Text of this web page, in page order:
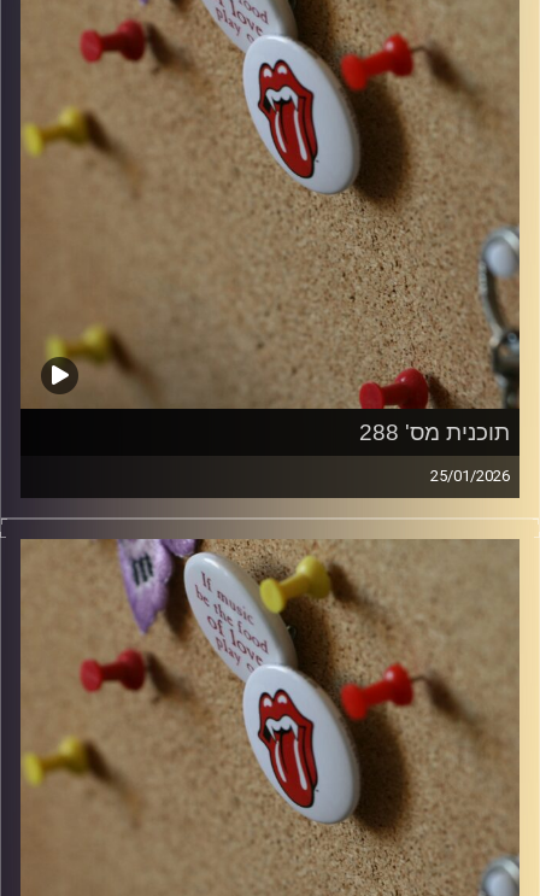
תוכנית מס' 288
25/01/2026
קלאסיקות רוק עם אורן הוף.
włodi